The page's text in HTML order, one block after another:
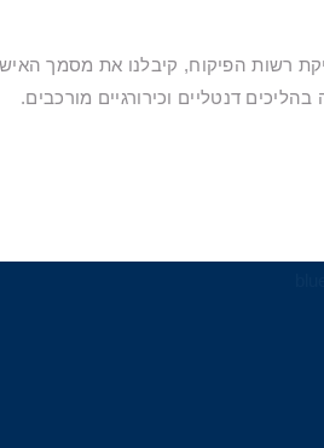
רשות הפיקוח, קיבלנו את מסמך
בהליכים דנטליים וכירורגיים מורכבים.